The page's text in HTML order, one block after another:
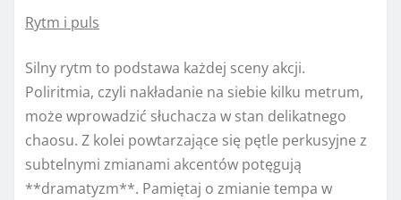
Rytm i puls
Silny rytm to podstawa każdej sceny akcji.
Poliritmia, czyli nakładanie na siebie kilku metrum,
może wprowadzić słuchacza w stan delikatnego
chaosu. Z kolei powtarzające się pętle perkusyjne z
subtelnymi zmianami akcentów potęgują
**dramatyzm**. Pamiętaj o zmianie tempa w